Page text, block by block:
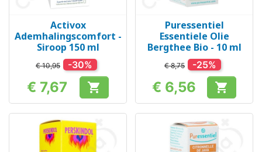
Activox
Ademhalingscomfort -
Siroop 150 ml
€ 10,95 -30%
Prijs
€ 7,67 
Puressentiel
Essentiele Olie
Bergthee Bio - 10 ml
€ 8,75 -25%
Prijs
€ 6,56 